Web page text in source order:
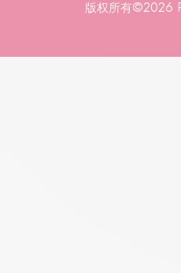
版权所有©2026